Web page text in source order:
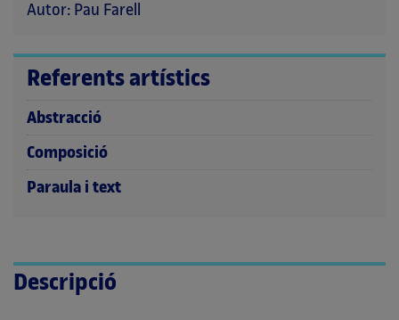
Autor: Pau Farell
Referents artístics
Abstracció
Composició
Paraula i text
Descripció